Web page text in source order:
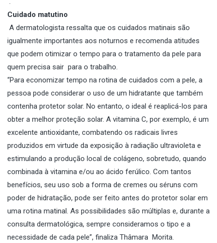
Cuidado matutino
A dermatologista ressalta que os cuidados matinais são
igualmente importantes aos noturnos e recomenda atitudes
que podem otimizar o tempo para o tratamento da pele para
quem precisa sair para o trabalho.
“Para economizar tempo na rotina de cuidados com a pele, a
pessoa pode considerar o uso de um hidratante que também
contenha protetor solar. No entanto, o ideal é reaplicá-los para
obter a melhor proteção solar. A vitamina C, por exemplo, é um
excelente antioxidante, combatendo os radicais livres
produzidos em virtude da exposição à radiação ultravioleta e
estimulando a produção local de colágeno, sobretudo, quando
combinada à vitamina e/ou ao ácido ferúlico. Com tantos
benefícios, seu uso sob a forma de cremes ou séruns com
poder de hidratação, pode ser feito antes do protetor solar em
uma rotina matinal. As possibilidades são múltiplas e, durante a
consulta dermatológica, sempre consideramos o tipo e a
necessidade de cada pele”, finaliza Thâmara Morita.